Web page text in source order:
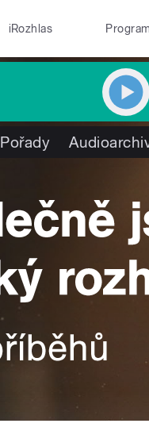
iRozhlas Program
Pořady